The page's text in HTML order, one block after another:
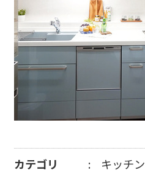
カテゴリ
キッチン